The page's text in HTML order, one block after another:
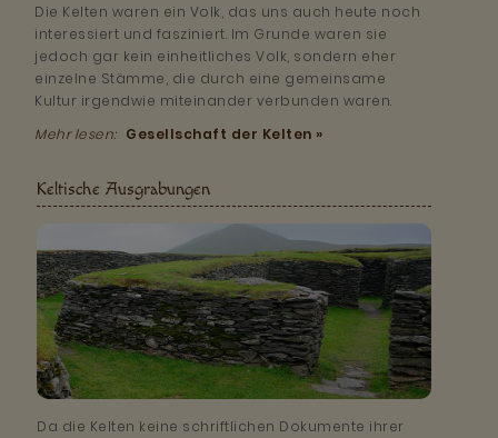
Die Kelten waren ein Volk, das uns auch heute noch
interessiert und fasziniert. Im Grunde waren sie
jedoch gar kein einheitliches Volk, sondern eher
einzelne Stämme, die durch eine gemeinsame
Kultur irgendwie miteinander verbunden waren.
Mehr lesen: Gesellschaft der Kelten »
Keltische Ausgrabungen
Da die Kelten keine schriftlichen Dokumente ihrer